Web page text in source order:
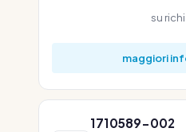
su
maggiori
1710589-002